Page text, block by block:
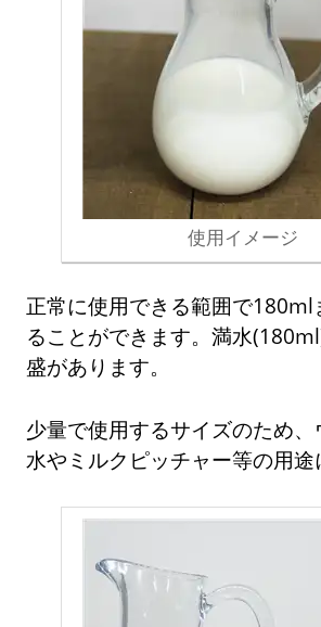
使用イメージ
正常に使用できる範囲で180ml
ることができます。満水
盛があります。
少量で使用するサイズのため
水やミルクピッチャー等の用途